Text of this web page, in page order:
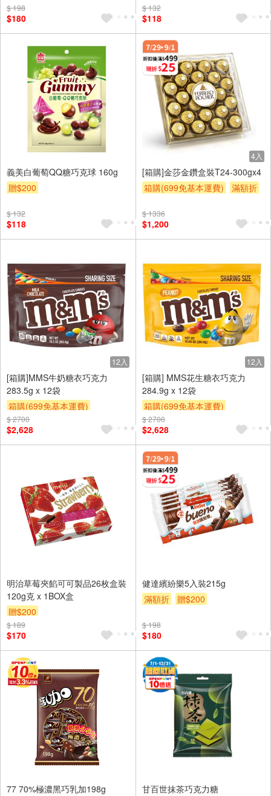
$ 198
$180
$ 132
$118
義美白葡萄QQ糖巧克球 160g
贈$200
$ 132
$118
4入
[箱購]金莎金鑽盒裝T24-300gx4
箱購(699免基本運費)
滿額折
$ 1336
$1,200
12入
[箱購]MMS牛奶糖衣巧克力
283.5g x 12袋
箱購(699免基本運費)
贈OPENPOINT
$ 2700
$2,628
12入
[箱購] MMS花生糖衣巧克力
284.9g x 12袋
箱購(699免基本運費)
贈OPENPOINT
$ 2700
$2,628
明治草莓夾餡可可製品26枚盒裝
120g克 x 1BOX盒
贈$200
$ 189
$170
健達繽紛樂5入裝215g
滿額折
贈$200
$ 198
$180
77 70%極濃黑巧乳加198g
甘百世抹茶巧克力糖